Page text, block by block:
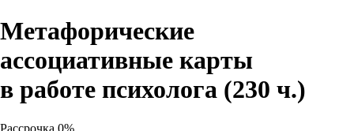
Метафорические
ассоциативные карты
в работе психолога (230 ч.)
Рассрочка 0%